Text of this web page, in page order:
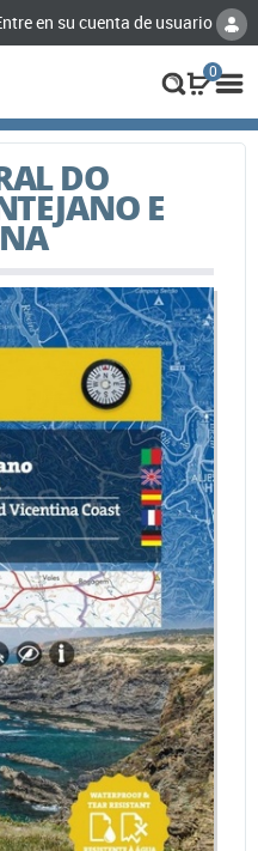
en su cuenta de usuario
0
DO
E